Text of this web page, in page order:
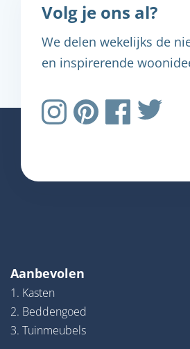
Volg je ons al?
We delen wekelijks de
en inspirerende
Aanbevolen
1. Kasten
2. Beddengoed
3. Tuinmeubels